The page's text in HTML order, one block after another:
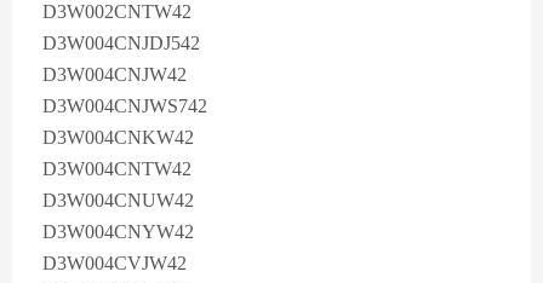
D3W002CNTW42
D3W004CNJDJ542
D3W004CNJW42
D3W004CNJWS742
D3W004CNKW42
D3W004CNTW42
D3W004CNUW42
D3W004CNYW42
D3W004CVJW42